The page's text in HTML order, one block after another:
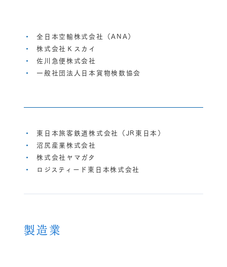
全日本空輸株式会社（ANA）
株式会社Ｋスカイ
佐川急便株式会社
一般社団法人日本貨物検数協会
東日本旅客鉄道株式会社（JR東日本）
沼尻産業株式会社
株式会社ヤマガタ
ロジスティード東日本株式会社
製造業